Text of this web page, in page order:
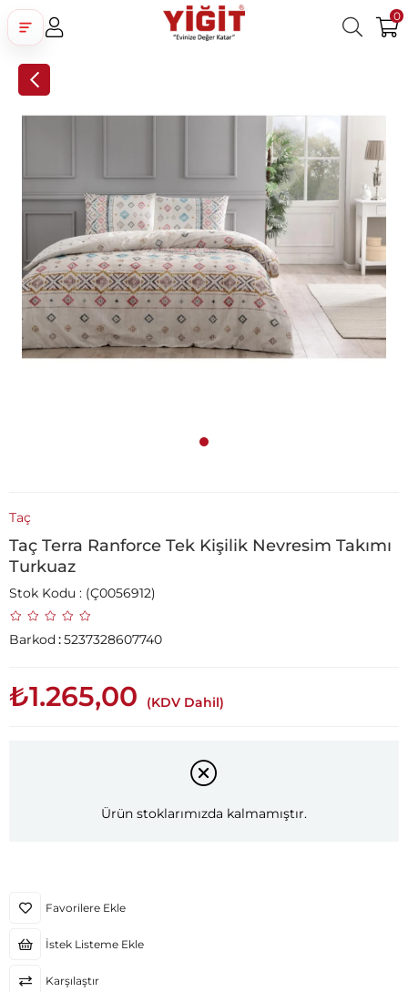
0
Google İle Bağlan
Taç
Taç Terra Ranforce Tek Kişilik Nevresim Takımı
Turkuaz
Stok Kodu (Ç0056912)
Barkod:5237328607740
₺1.265,00 (KDV Dahil)
Ürün stoklarımızda kalmamıştır.
Favorilere Ekle
İstek Listeme Ekle
Karşılaştır